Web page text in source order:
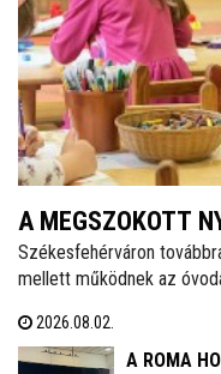
A MEGSZOKOTT
MELLETT
ÉS BÖLCSŐDÉK
Székesfehérváron
mellett működnek az
megszokott nyári nyitva
és az óvodák!
2026.08.02.
A ROMA